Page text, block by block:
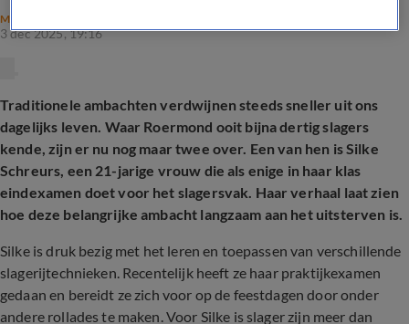
MAATSCHAPPIJ
3 dec 2025, 19:16
Traditionele ambachten verdwijnen steeds sneller uit ons
dagelijks leven. Waar Roermond ooit bijna dertig slagers
kende, zijn er nu nog maar twee over. Een van hen is Silke
Schreurs, een 21-jarige vrouw die als enige in haar klas
eindexamen doet voor het slagersvak. Haar verhaal laat zien
hoe deze belangrijke ambacht langzaam aan het uitsterven is.
Silke is druk bezig met het leren en toepassen van verschillende
slagerijtechnieken. Recentelijk heeft ze haar praktijkexamen
gedaan en bereidt ze zich voor op de feestdagen door onder
andere rollades te maken. Voor Silke is slager zijn meer dan